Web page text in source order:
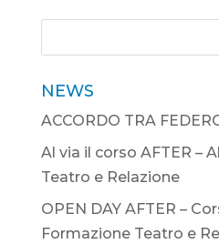
NEWS
ACCORDO TRA
Al via il corso AFTER –
Teatro e Relazione
OPEN DAY AFTER –
Formazione Teatro e